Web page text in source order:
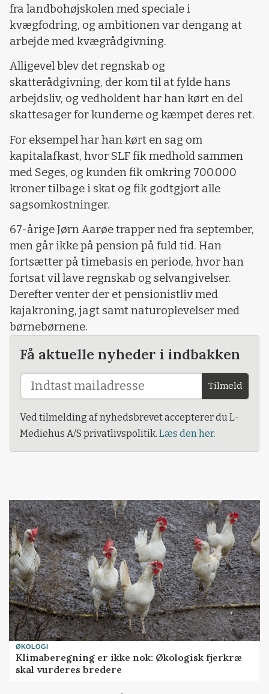
fra landbohøjskolen med speciale i
kvægfodring, og ambitionen var dengang at
arbejde med kvægrådgivning.
Alligevel blev det regnskab og
skatterådgivning, der kom til at fylde hans
arbejdsliv, og vedholdent har han kørt en del
skattesager for kunderne og kæmpet deres ret.
For eksempel har han kørt en sag om
kapitalafkast, hvor SLF fik medhold sammen
med Seges, og kunden fik omkring 700.000
kroner tilbage i skat og fik godtgjort alle
sagsomkostninger.
67-årige Jørn Aarøe trapper ned fra september,
men går ikke på pension på fuld tid. Han
fortsætter på timebasis en periode, hvor han
fortsat vil lave regnskab og selvangivelser.
Derefter venter der et pensionistliv med
kajakroning, jagt samt naturoplevelser med
børnebørnene.
Få aktuelle nyheder i indbakken
Tilmeld
Ved tilmelding af nyhedsbrevet accepterer du L-
Mediehus A/S privatlivspolitik. Læs den her.
ØKOLOGI
Klimaberegning er ikke nok: Økologisk fjerkræ
skal vurderes bredere